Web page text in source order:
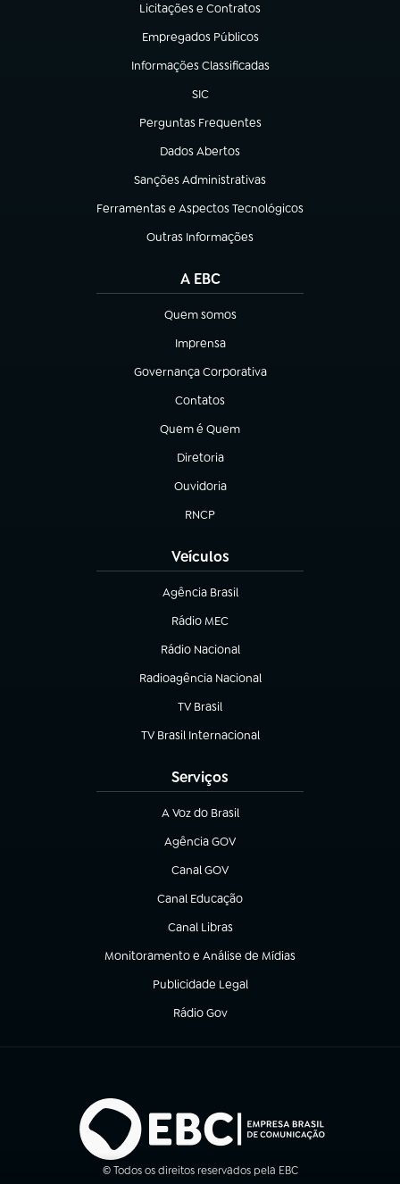
Licitações e Contratos
(abre em nova aba)
Empregados Públicos
(abre em nova aba)
Informações Classificadas
(abre em nova aba)
SIC
(abre em nova aba)
Perguntas Frequentes
(abre em nova aba)
Dados Abertos
(abre em nova aba)
Sanções Administrativas
(abre em nova aba)
Ferramentas e Aspectos Tecnológicos
(abre em nova aba)
Outras Informações
(abre em nova aba)
A EBC
Quem somos
(abre em nova aba)
Imprensa
(abre em nova aba)
Governança Corporativa
(abre em nova aba)
Contatos
(abre em nova aba)
Quem é Quem
(abre em nova aba)
Diretoria
(abre em nova aba)
Ouvidoria
(abre em nova aba)
RNCP
(abre em nova aba)
Veículos
Agência Brasil
(abre em nova aba)
Rádio MEC
Rádio Nacional
(abre em nova aba)
Radioagência Nacional
(abre em nova aba)
TV Brasil
(abre em nova aba)
TV Brasil Internacional
(abre em nova aba)
Serviços
A Voz do Brasil
(abre em nova aba)
Agência GOV
(abre em nova aba)
Canal GOV
(abre em nova aba)
Canal Educação
(abre em nova aba)
Canal Libras
(abre em nova aba)
Monitoramento e Análise de Mídias
(abre em nova aba)
Publicidade Legal
(abre em nova aba)
Rádio Gov
(abre em nova aba)
© Todos os direitos reservados pela EBC